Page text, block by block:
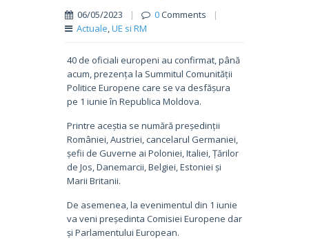
06/05/2023 | 0Comments
|
Actuale,UE si RM
40 de oficiali europeni au confirmat, până
acum, prezența la Summitul Comunității
Politice Europene care se va desfășura
pe 1 iunie în Republica Moldova.
Printre aceștia se numără președinții
României, Austriei, cancelarul Germaniei,
șefii de Guverne ai Poloniei, Italiei, Țărilor
de Jos, Danemarcii, Belgiei, Estoniei și
Marii Britanii.
De asemenea, la evenimentul din 1 iunie
va veni președinta Comisiei Europene dar
și Parlamentului European.